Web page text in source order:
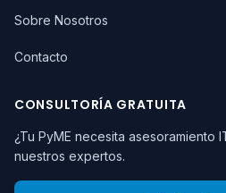
Sobre Nosotros
Contacto
CONSULTORÍA GRATUITA
¿Tu PyME necesita asesoramiento
nuestros expertos.